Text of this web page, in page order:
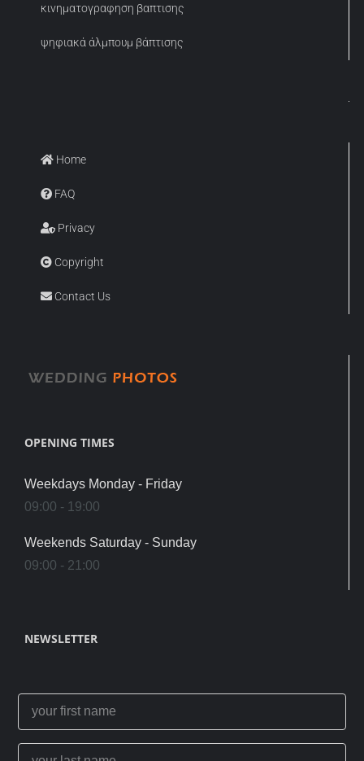
κινηματογραφηση βαπτισης
ψηφιακά άλμπουμ βάπτισης
Home
FAQ
Privacy
Copyright
Contact Us
OPENING TIMES
Weekdays Monday - Friday
09:00 - 19:00
Weekends Saturday - Sunday
09:00 - 21:00
NEWSLETTER